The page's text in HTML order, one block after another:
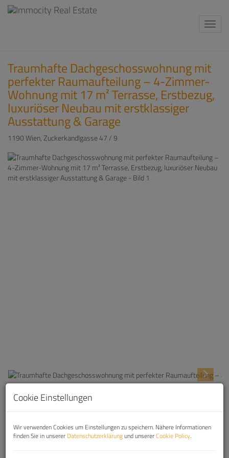
Traumhafte Dachgeschosswohnung mit
perfekter Raumaufteilung – 4-Zimmer-
Wohnung mit 17 m² Terrasse, Erstbezug,
luxuriöser Neubau mit erstklassiger
Ausstattung & Garage
1190 Wien, Zuckerkandlgasse 47 / 9
Beschreibung
Cookie Einstellungen
Wir verwenden Cookies um Einstellungen zu speichern. Nähere Informationen
finden Sie in unserer Datenschutzerklärungund unsererCookie Policy.